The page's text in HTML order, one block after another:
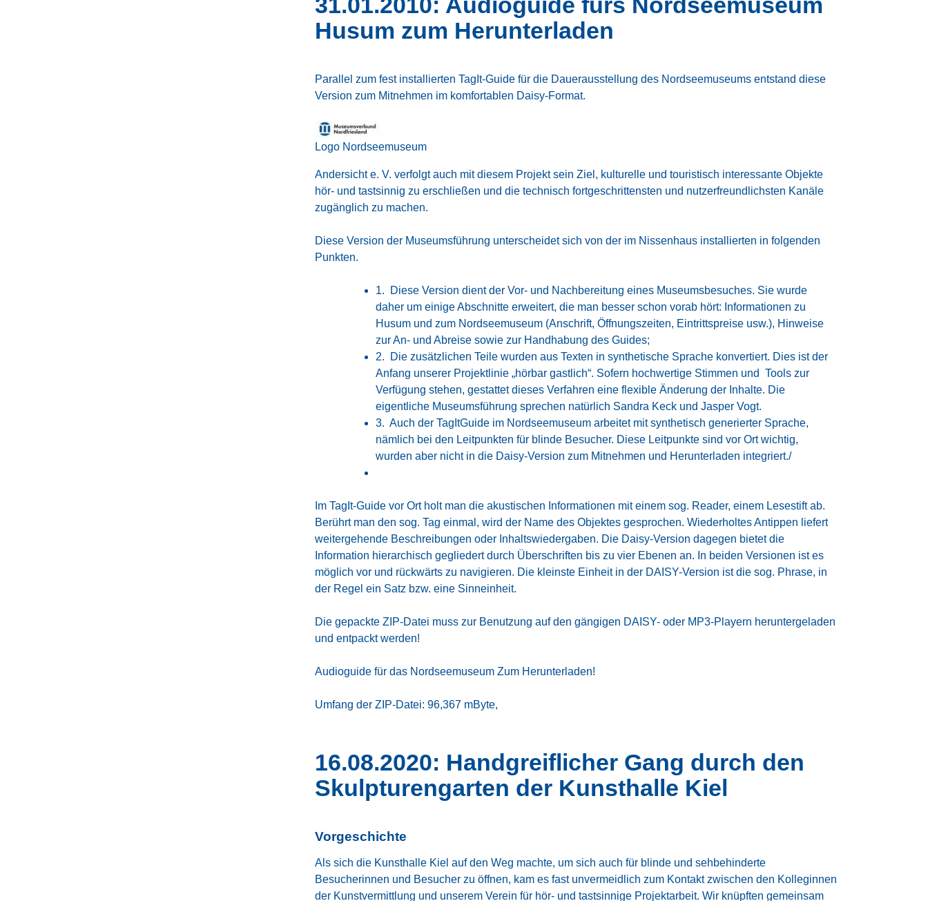
Husum zum Herunterladen
Parallel zum fest installierten TagIt-Guide für die Dauerausstellung des Nordseemuseums entstand diese
Version zum Mitnehmen im komfortablen Daisy-Format.
Logo Nordseemuseum
Andersicht e. V. verfolgt auch mit diesem Projekt sein Ziel, kulturelle und touristisch interessante Objekte
hör- und tastsinnig zu erschließen und die technisch fortgeschrittensten und nutzerfreundlichsten Kanäle
zugänglich zu machen.
Diese Version der Museumsführung unterscheidet sich von der im Nissenhaus installierten in folgenden
Punkten.
1. Diese Version dient der Vor- und Nachbereitung eines Museumsbesuches. Sie wurde
daher um einige Abschnitte erweitert, die man besser schon vorab hört: Informationen zu
Husum und zum Nordseemuseum (Anschrift, Öffnungszeiten, Eintrittspreise usw.), Hinweise
zur An- und Abreise sowie zur Handhabung des Guides;
2. Die zusätzlichen Teile wurden aus Texten in synthetische Sprache konvertiert. Dies ist der
Anfang unserer Projektlinie „hörbar gastlich“. Sofern hochwertige Stimmen und Tools zur
Verfügung stehen, gestattet dieses Verfahren eine flexible Änderung der Inhalte. Die
eigentliche Museumsführung sprechen natürlich Sandra Keck und Jasper Vogt.
3. Auch der TagItGuide im Nordseemuseum arbeitet mit synthetisch generierter Sprache,
nämlich bei den Leitpunkten für blinde Besucher. Diese Leitpunkte sind vor Ort wichtig,
wurden aber nicht in die Daisy-Version zum Mitnehmen und Herunterladen integriert./
Im TagIt-Guide vor Ort holt man die akustischen Informationen mit einem sog. Reader, einem Lesestift ab.
Berührt man den sog. Tag einmal, wird der Name des Objektes gesprochen. Wiederholtes Antippen liefert
weitergehende Beschreibungen oder Inhaltswiedergaben. Die Daisy-Version dagegen bietet die
Information hierarchisch gegliedert durch Überschriften bis zu vier Ebenen an. In beiden Versionen ist es
möglich vor und rückwärts zu navigieren. Die kleinste Einheit in der DAISY-Version ist die sog. Phrase, in
der Regel ein Satz bzw. eine Sinneinheit.
Die gepackte ZIP-Datei muss zur Benutzung auf den gängigen DAISY- oder MP3-Playern heruntergeladen
und entpackt werden!
Audioguide für das Nordseemuseum Zum Herunterladen!
Umfang der ZIP-Datei: 96,367 mByte,
16.08.2020: Handgreiflicher Gang durch den
Skulpturengarten der Kunsthalle Kiel
Vorgeschichte
Als sich die Kunsthalle Kiel auf den Weg machte, um sich auch für blinde und sehbehinderte
Besucherinnen und Besucher zu öffnen, kam es fast unvermeidlich zum Kontakt zwischen den Kolleginnen
der Kunstvermittlung und unserem Verein für hör- und tastsinnige Projektarbeit. Wir knüpften gemeinsam